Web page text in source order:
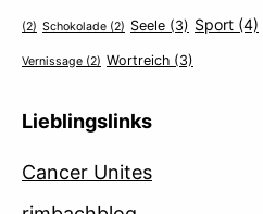
(2) Schokolade (2) Seele (3) Sport (4)
Vernissage (2) Wortreich (3)
Lieblingslinks
Cancer Unites